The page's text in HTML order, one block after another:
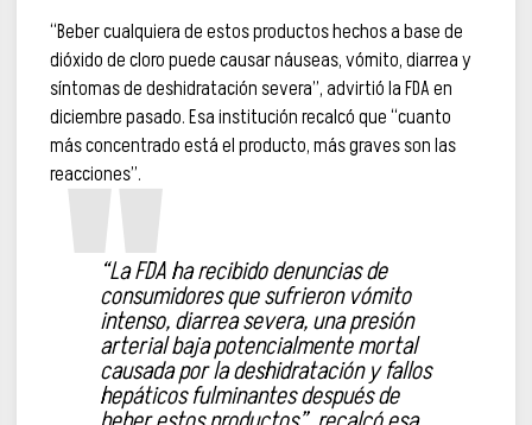
“Beber cualquiera de estos productos hechos a base de
dióxido de cloro puede causar náuseas, vómito, diarrea y
síntomas de deshidratación severa”, advirtió la FDA en
diciembre pasado. Esa institución recalcó que “cuanto
más concentrado está el producto, más graves son las
reacciones”.
“La FDA ha recibido denuncias de
consumidores que sufrieron vómito
intenso, diarrea severa, una presión
arterial baja potencialmente mortal
causada por la deshidratación y fallos
hepáticos fulminantes después de